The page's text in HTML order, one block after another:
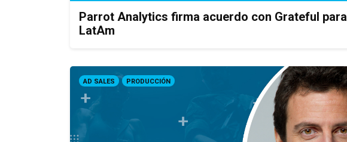
Parrot Analytics firma acuerdo con Grateful para
LatAm
AD SALES PRODUCCIÓN